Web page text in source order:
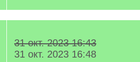
31 окт. 2023 16:43
31 окт. 2023 16:48